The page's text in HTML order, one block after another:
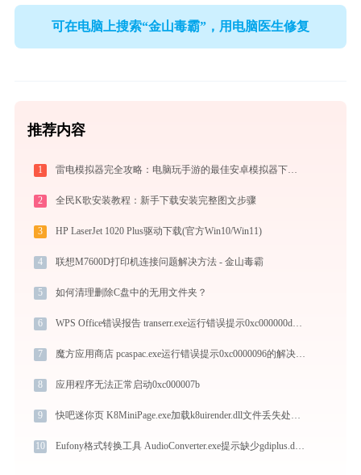
可在电脑上搜索“金山毒霸”，用电脑医生修复
推荐内容
1 雷电模拟器完全攻略：电脑玩手游的最佳安卓模拟器下载安装与优化配置指南
2 全民K歌安装教程：新手下载安装完整图文步骤
3 HP LaserJet 1020 Plus驱动下载(官方Win10/Win11)
4 联想M7600D打印机连接问题解决方法 - 金山毒霸
5 如何清理删除C盘中的无用文件夹？
6 WPS Office错误报告 transerr.exe运行错误提示0xc000000d的解决办法
7 魔方应用商店 pcaspac.exe运行错误提示0xc0000096的解决办法
8 应用程序无法正常启动0xc000007b
9 快吧迷你页 K8MiniPage.exe加载k8uirender.dll文件丢失处理办法
10 Eufony格式转换工具 AudioConverter.exe提示缺少gdiplus.dll文件的解决办法